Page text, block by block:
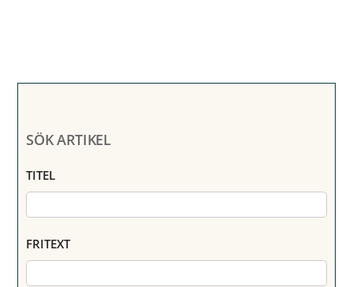
SÖK ARTIKEL
TITEL
FRITEXT